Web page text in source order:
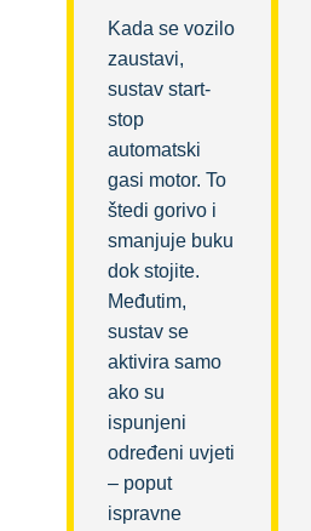
Kada se vozilo
zaustavi,
sustav start-
stop
automatski
gasi motor. To
štedi gorivo i
smanjuje buku
dok stojite.
Međutim,
sustav se
aktivira samo
ako su
ispunjeni
određeni uvjeti
– poput
ispravne